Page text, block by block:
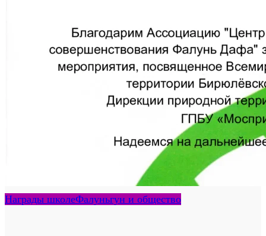
Награды школеФалуньгун и общество